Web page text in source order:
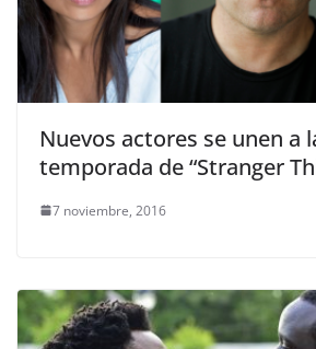
Nuevos actores se unen a
temporada de “Stranger
7 noviembre, 2016